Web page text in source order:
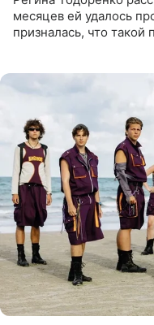
месяцев ей удалось
призналась, что такой